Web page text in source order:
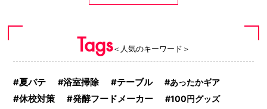
Tags＜人気のキーワード＞
夏バテ 浴室掃除 テーブル あったかギア
休校対策 発酵フードメーカー
100円グッズ